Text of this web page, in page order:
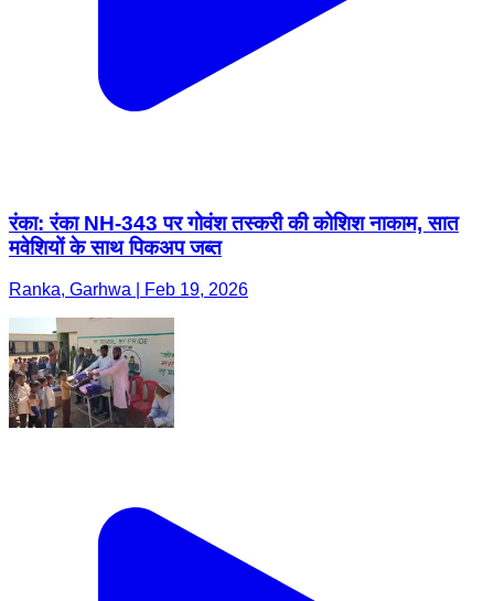
रंका: रंका NH-343 पर गोवंश तस्करी की कोशिश नाकाम, सात
मवेशियों के साथ पिकअप जब्त
Ranka, Garhwa | Feb 19, 2026